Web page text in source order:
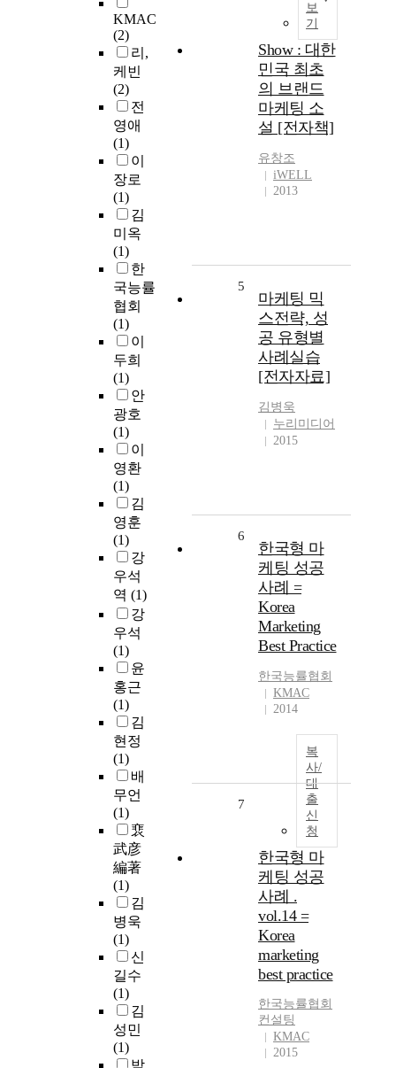
KMAC
(2)
리,
케빈
(2)
전
영애
(1)
이
장로
(1)
김
미옥
(1)
한
국능률
협회
(1)
이
두희
(1)
안
광호
(1)
이
영환
(1)
김
영훈
(1)
강
우석
역 (1)
강
우석
(1)
윤
홍근
(1)
김
현정
(1)
배
무언
(1)
裵
武彦
編著
(1)
김
병욱
(1)
신
길수
(1)
김
성민
(1)
보
기
Show : 대한
민국 최초
의 브랜드
마케팅 소
설 [전자책]
유창조
iWELL
2013
5
마케팅 믹
스전략, 성
공 유형별
사례실습
[전자자료]
김병욱
누리미디어
2015
6
한국형 마
케팅 성공
사례 =
Korea
Marketing
Best Practice
한국능률협회
KMAC
2014
복
사/
대
출
신
청
7
한국형 마
케팅 성공
사례 .
vol.14 =
Korea
marketing
best practice
한국능률협회
컨설팅
KMAC
2015